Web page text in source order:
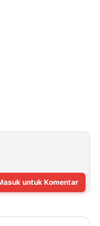
untuk Komentar